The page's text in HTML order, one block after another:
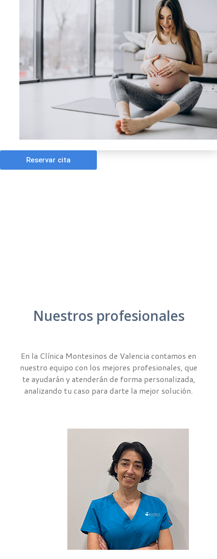
Nuestros profesionales
En la Clínica Montesinos de Valencia contamos en
nuestro equipo con los mejores profesionales, que
te ayudarán y atenderán de forma personalizada,
analizando tu caso para darte la mejor solución.